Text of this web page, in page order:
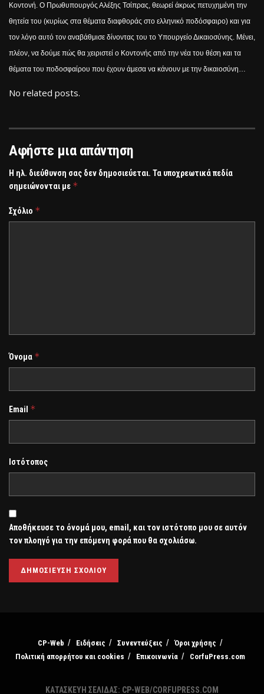
Κοντονή. Ο Πρωθυπουργός Αλέξης Τσίπρας, θεωρεί άκρως πετυχημένη την
θητεία του (κυρίως στα θέματα διαφθοράς στο ελληνικό ποδόσφαιρο) και για
τον λόγο αυτό τον αναβάθμισε δίνοντας του το Υπουργείο Δικαιοσύνης. Μένει,
πλέον, να δούμε πώς θα χειριστεί ο Κοντονής από την νέα του θέση και τα
θέματα του ποδοσφαίρου που έχουν άμεσα να κάνουν με την δικαιοσύνη…
No related posts.
Αφήστε μια απάντηση
Η ηλ. διεύθυνση σας δεν δημοσιεύεται. Τα υποχρεωτικά πεδία
σημειώνονται με *
Σχόλιο *
Όνομα *
Email *
Ιστότοπος
Αποθήκευσε το όνομά μου, email, και τον ιστότοπο μου σε αυτόν
τον πλοηγό για την επόμενη φορά που θα σχολιάσω.
CP-Web Ειδήσεις Συνεντεύξεις
Όροι χρήσης
Πολιτική απορρήτου και cookies
Επικοινωνία CorfuPress.com
ΚΑΤΑΣΚΕΥΗ ΣΕΛΙΔΑΣ: CP-WEB/CORFUPRESS.COM